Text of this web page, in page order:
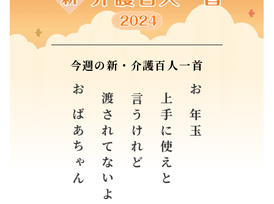
今週の新・介護百人一首
お年玉
上手に使えと
言うけれど
渡されてないよ
おばあちゃん